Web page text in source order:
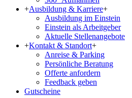
+Ausbildung & Karriere+
Ausbildung im Einstein
Einstein als Arbeitgeber
Aktuelle Stellenangebote
+Kontakt & Standort+
Anreise & Parking
Persönliche Beratung
Offerte anfordern
Feedback geben
Gutscheine